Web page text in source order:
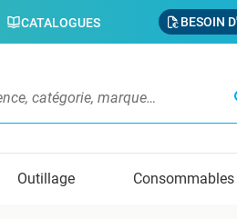
CATALOGUES BESOIN
Outillage Consommables